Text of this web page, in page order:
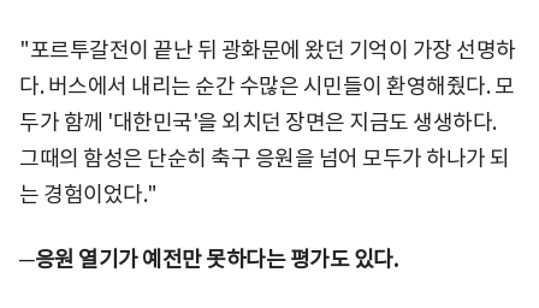
"포르투갈전이 끝난 뒤 광화문에 왔던 기억이 가장 선명하
다. 버스에서 내리는 순간 수많은 시민들이 환영해줬다. 모
두가 함께 '대한민국'을 외치던 장면은 지금도 생생하다.
그때의 함성은 단순히 축구 응원을 넘어 모두가 하나가 되
는 경험이었다."
─응원 열기가 예전만 못하다는 평가도 있다.